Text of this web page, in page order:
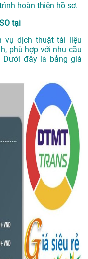
hoàn thiện hồ sơ.
tại
vụ dịch thuật tài liệu
phù hợp với nhu cầu
đây là bảng giá